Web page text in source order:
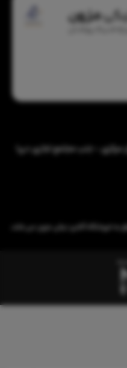
- جنب مجتمع تجاری دریا
فروشگاه آنلاین نیکی مزون می باشد.